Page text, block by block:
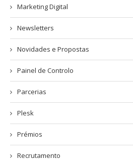
Marketing Digital
Newsletters
Novidades e Propostas
Painel de Controlo
Parcerias
Plesk
Prémios
Recrutamento